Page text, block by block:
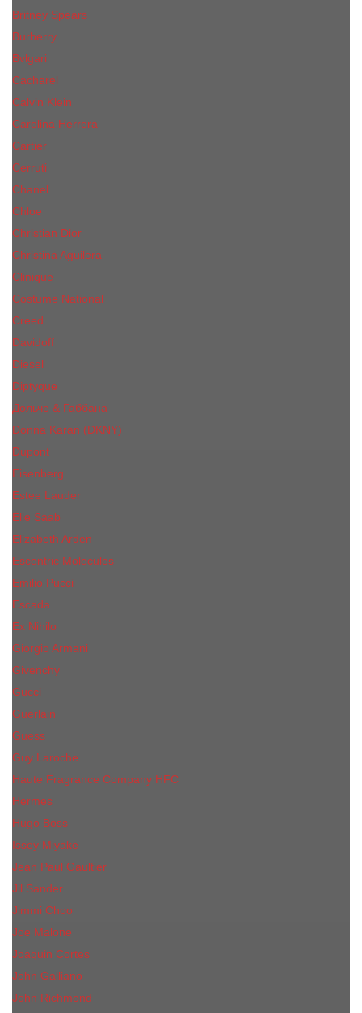
Britney Spears
Burberry
Bvlgari
Cacharel
Calvin Klein
Carolina Herrera
Cartier
Cerruti
Сhanеl
Chloe
Christian Dior
Christina Aguilera
Сliniquе
Costume National
Creed
Davidoff
Diesel
Diptyque
Дольче & Габбана
Donna Karan (DKNY)
Dupont
Eisenberg
Еsteе Lаudеr
Elie Saab
Elizabeth Arden
Escentric Molecules
Emilio Pucci
Escada
Ex Nihilo
Giorgio Armani
Givenchy
Gucci
Guerlain
Guess
Guy Laroche
Haute Fragrance Company HFC
Hermes
Hugo Boss
Issey Miyake
Jean Paul Gaultier
Jil Sander
Jimmi Choo
Jое Malоnе
Joaquin Cortes
John Galliano
John Richmond